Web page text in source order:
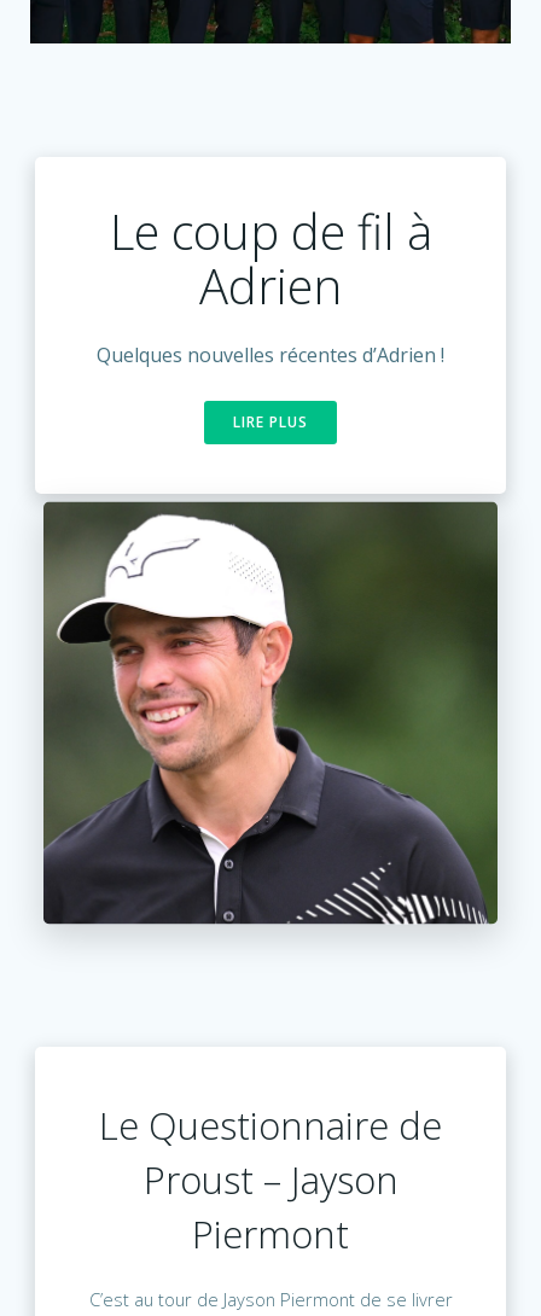
Le coup de fil à
Adrien
Quelques nouvelles récentes d’Adrien !
LIRE PLUS
Le Questionnaire de
Proust – Jayson
Piermont
C’est au tour de Jayson Piermont de se livrer